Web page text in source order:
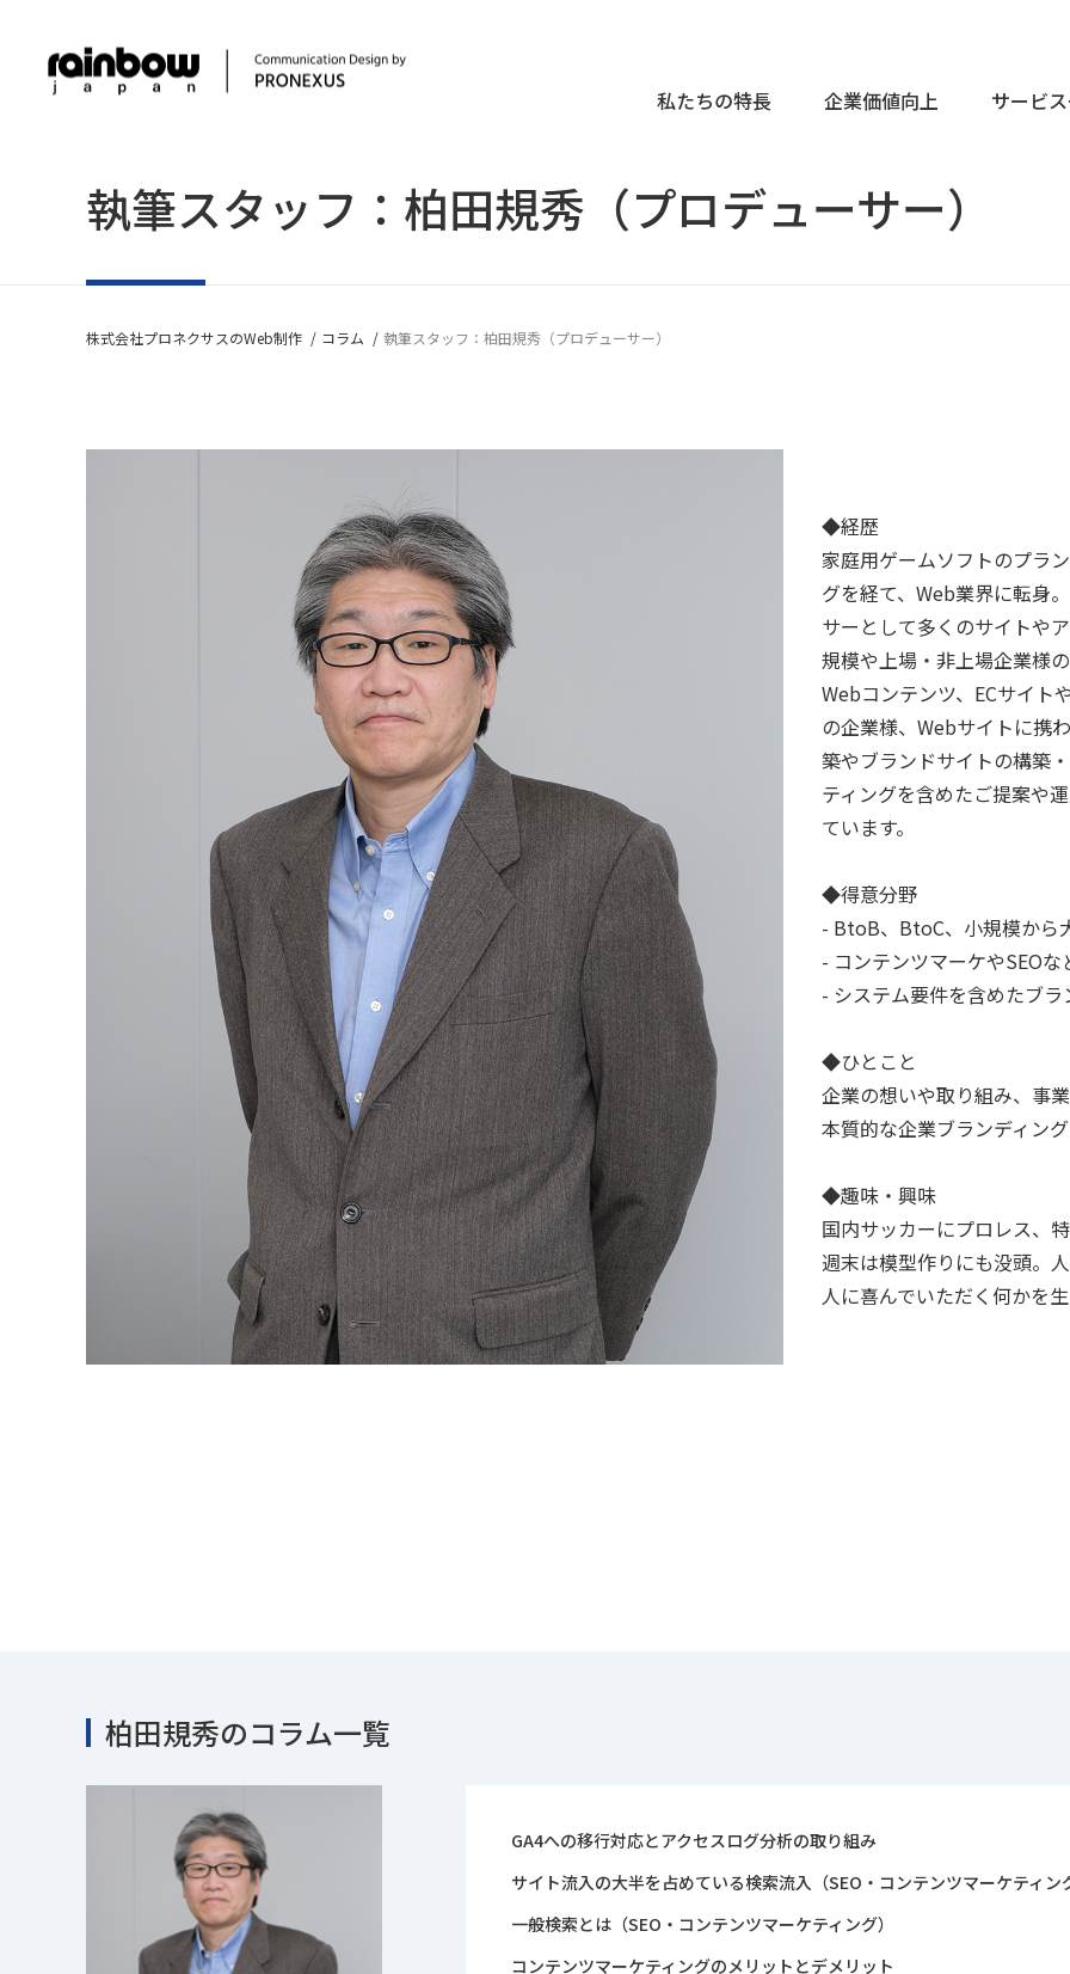
私たちの特長 企業価値向上
コーポレートサイトリュニューアル完全ガイド
サービ
Webサイト制作
コーポレートサイト制作
Webサイトコンサルティ
Google アナリティク
コラム一覧
Web制作について
執筆スタッフ：柏田規秀（プロデューサー）
株式会社プロネクサスのWeb制作 コラム 執筆スタッフ：柏田規秀（プロデューサー）
◆経歴
家庭用ゲームソフトのプラ
グを経て、Web業界に転身
サーとして多くのサイトや
規模や上場・非上場企業様
Webコンテンツ、ECサイト
の企業様、Webサイトに携
築やブランドサイトの構築
ティングを含めたご提案や
ています。
◆得意分野
- BtoB、BtoC、小規模から
- コンテンツマーケやSEO
- システム要件を含めたブ
◆ひとこと
企業の想いや取り組み、事
本質的な企業ブランディン
◆趣味・興味
国内サッカーにプロレス、
週末は模型作りにも没頭。
人に喜んでいただく何かを
柏田規秀のコラム一覧
GA4への移行対応とアクセスログ分析の取り組み
サイト流入の大半を占めている検索流入（SEO・コンテンツマーケティン
一般検索とは（SEO・コンテンツマーケティング）
コンテンツマーケティングのメリットとデメリット